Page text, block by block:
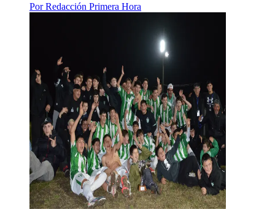
PorRedacción Primera Hora